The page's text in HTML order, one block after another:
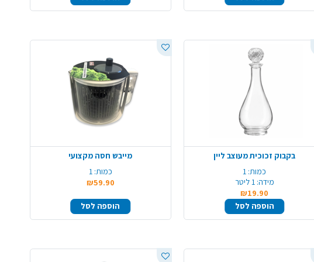
בקבוק זכוכית מעוצב ליין
כמות: 1
מידה: 1 ליטר
₪19.90
הוספה לסל
מייבש חסה מקצועי
כמות: 1
₪59.90
הוספה לסל